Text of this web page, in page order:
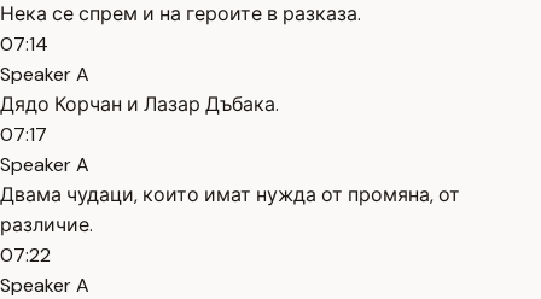
Нека се спрем и на героите в разказа.
07:14
Speaker A
Дядо Корчан и Лазар Дъбака.
07:17
Speaker A
Двама чудаци, които имат нужда от промяна, от
различие.
07:22
Speaker A